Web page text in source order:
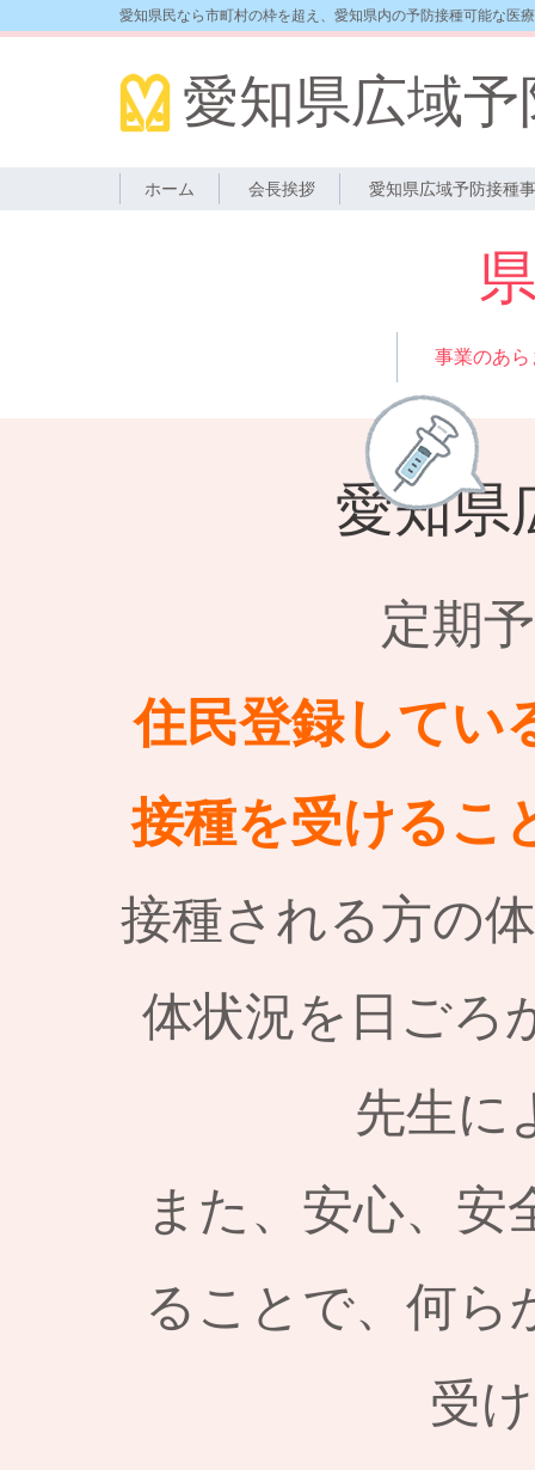
愛知県民なら市町村の枠を超え、愛知県内の予防接種可能な医
愛知県広域
ホーム 会長挨拶 愛知県広域予防接種
事業のあら
愛知県
定期
住民登録してい
接種を受けるこ
接種される方の
体状況を日ごろ
先生に
また、安心、安
ることで、何ら
受